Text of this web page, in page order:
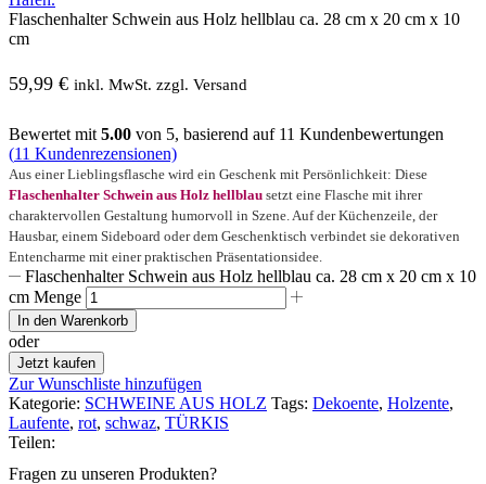
Flaschenhalter Schwein aus Holz hellblau ca. 28 cm x 20 cm x 10
cm
59,99 € inkl. MwSt. zzgl. Versand
Bewertet mit 5.00 von 5, basierend auf 11 Kundenbewertungen
(11 Kundenrezensionen)
Aus einer Lieblingsflasche wird ein Geschenk mit Persönlichkeit: Diese
Flaschenhalter Schwein aus Holz hellblau setzt eine Flasche mit ihrer
charaktervollen Gestaltung humorvoll in Szene. Auf der Küchenzeile, der
Hausbar, einem Sideboard oder dem Geschenktisch verbindet sie dekorativen
Entencharme mit einer praktischen Präsentationsidee.
Flaschenhalter Schwein aus Holz hellblau ca. 28 cm x 20 cm x 10
cm Menge
In den Warenkorb
oder
Jetzt kaufen
Zur Wunschliste hinzufügen
Kategorie: SCHWEINE AUS HOLZ Tags: Dekoente, Holzente,
Laufente, rot, schwaz, TÜRKIS
Teilen:
Fragen zu unseren Produkten?